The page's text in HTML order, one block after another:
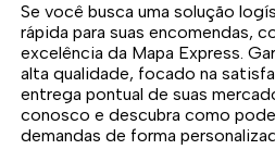
Se você busca uma solução
rápida para suas encomendas,
excelência da Mapa Express.
alta qualidade, focado na
entrega pontual de suas
conosco e descubra como
demandas de forma